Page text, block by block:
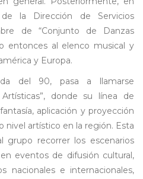
la Dirección de Servicios
de “Conjunto de Danzas
entonces al elenco musical y
y Europa.
del 90, pasa a llamarse
Artísticas”, donde su línea de
aplicación y proyección
nivel artístico en la región. Esta
grupo recorrer los escenarios
eventos de difusión cultural,
nacionales e internacionales,